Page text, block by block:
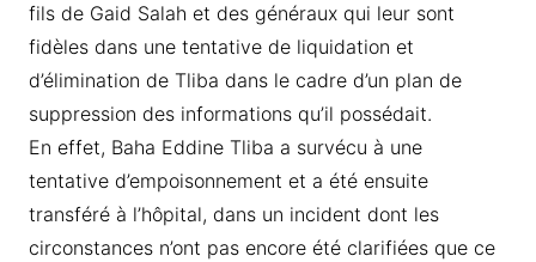
fils de Gaid Salah et des généraux qui leur sont
fidèles dans une tentative de liquidation et
d’élimination de Tliba dans le cadre d’un plan de
suppression des informations qu’il possédait.
En effet, Baha Eddine Tliba a survécu à une
tentative d’empoisonnement et a été ensuite
transféré à l’hôpital, dans un incident dont les
circonstances n’ont pas encore été clarifiées que ce